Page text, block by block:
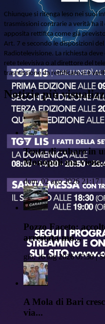
Chiunque si ritenga leso nei suoi
trasmissioni contrarie a verità ha
apposita rettifica come già
Art. 7 e secondo le disposizioni
Radiotelevisione. La richiesta
rete televisiva o al direttore del
trasmissione da rettificare si è
Notizie più
Tenta di rubare in
Monopoli ma
dom, 02 ago 2026 21:17 |
Pozzo Faceto:
arrestata mo...
gio, 16 lug 2026 07:58 |
A Mola di Bari
via...